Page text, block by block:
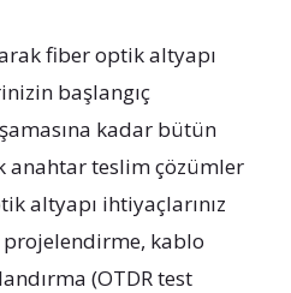
fiber optik altyapı
başlangıç
kadar bütün
anahtar teslim çözümler
altyapı ihtiyaçlarınız
projelendirme, kablo
(OTDR test